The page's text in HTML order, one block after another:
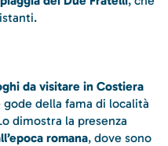
da visitare in Costiera
della fama di località
dimostra la presenza
romana, dove sono